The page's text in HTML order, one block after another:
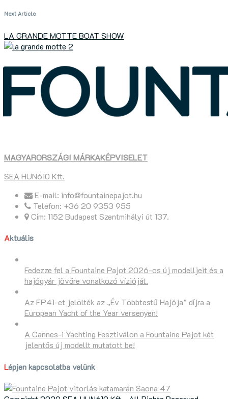
Next Article
LA GRANDE MOTTE BOAT SHOW
MAGYARORSZÁGI MÁRKAKÉPVISELET
SEA HUN610 Kft.
E-mail: info@fountainepajot.hu
Telefon: +36 20 9353 955
Cím: 1152 Budapest Szentmihályi út 137.
Aktuális
Fedezze fel a Fountaine Pajot 2026-os új modelljeit és a
hajógyár jövőre vonatkozó vízióját.
Az FP41-et jelölték az „Év Többtestű Hajója” díjra a
European Yacht of the Year versenyen!
A Cannes-i Yachting Fesztiválon a Fountaine Pajot két
jelentős új modellt mutatott be!
Lépjen kapcsolatba velünk